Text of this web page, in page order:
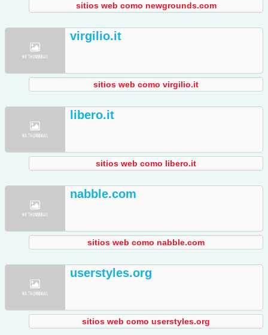
sitios web como newgrounds.com
virgilio.it
sitios web como virgilio.it
libero.it
sitios web como libero.it
nabble.com
sitios web como nabble.com
userstyles.org
sitios web como userstyles.org